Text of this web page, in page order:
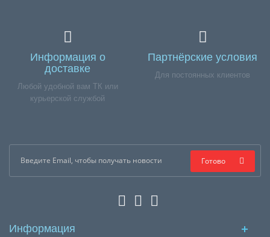
Информация о
доставке
Любой удобной вам ТК или
курьерской службой
Партнёрские условия
Для постоянных клиентов
Готово
Информация